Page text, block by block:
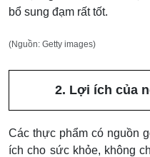
bổ sung đạm rất tốt.
(Nguồn: Getty images)
2. Lợi ích của
Các thực phẩm có nguồn
ích cho sức khỏe, không